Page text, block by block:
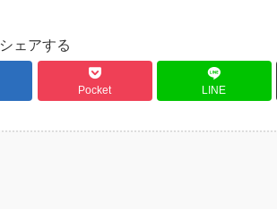
シェアする
Pocket LINE